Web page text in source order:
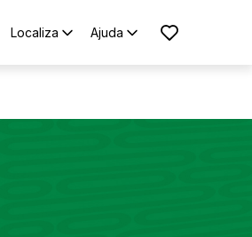
Localiza Ajuda